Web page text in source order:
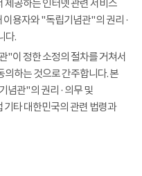
공하는 인터넷 관련 서비스
용자와 "독립기념관"의 권리 ·
다.
"이 정한 소정의 절차를 거쳐서
하는 것으로 간주합니다. 본
념관"의 권리 · 의무 및
기타 대한민국의 관련 법령과